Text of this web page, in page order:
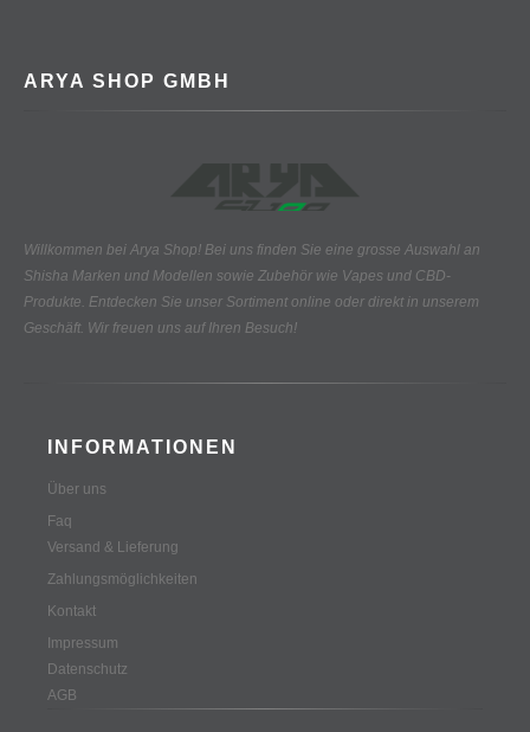
ARYA SHOP GMBH
Willkommen bei Arya Shop! Bei uns finden Sie eine grosse Auswahl an
Shisha Marken und Modellen sowie Zubehör wie Vapes und CBD-
Produkte. Entdecken Sie unser Sortiment online oder direkt in unserem
Geschäft. Wir freuen uns auf Ihren Besuch!
INFORMATIONEN
Über uns
Faq
Versand & Lieferung
Zahlungsmöglichkeiten
Kontakt
Impressum
Datenschutz
AGB